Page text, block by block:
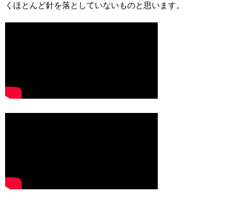
くほとんど針を落としていないものと思います。